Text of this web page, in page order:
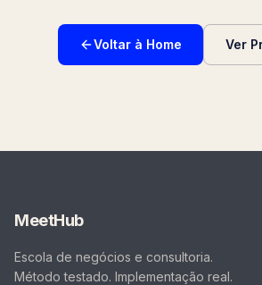
Voltar à Home Ver
MeetHub
Escola de negócios e consultoria.
Método testado. Implementação real.